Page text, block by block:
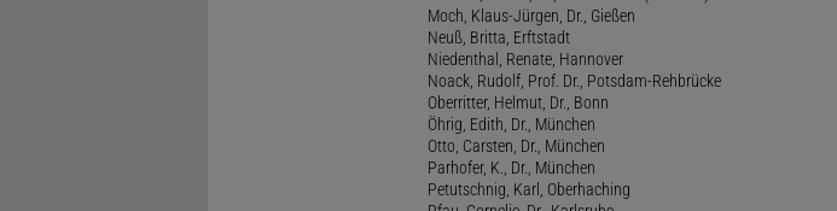
Moch, Klaus-Jürgen, Dr., Gießen
Neuß, Britta, Erftstadt
Niedenthal, Renate, Hannover
Noack, Rudolf, Prof. Dr., Potsdam-Rehbrücke
Oberritter, Helmut, Dr., Bonn
Öhrig, Edith, Dr., München
Otto, Carsten, Dr., München
Parhofer, K., Dr., München
Petutschnig, Karl, Oberhaching